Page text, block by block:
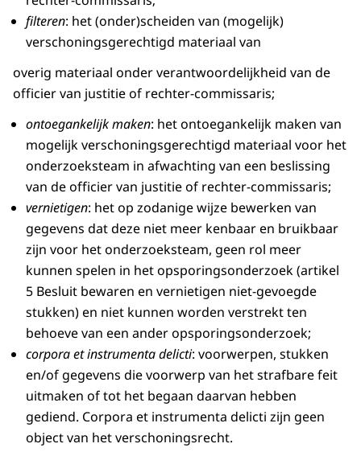
filteren: het (onder)scheiden van (mogelijk)
verschoningsgerechtigd materiaal van
overig materiaal onder verantwoordelijkheid van de
officier van justitie of rechter-commissaris;
ontoegankelijk maken: het ontoegankelijk maken van
mogelijk verschoningsgerechtigd materiaal voor het
onderzoeksteam in afwachting van een beslissing
van de officier van justitie of rechter-commissaris;
vernietigen: het op zodanige wijze bewerken van
gegevens dat deze niet meer kenbaar en bruikbaar
zijn voor het onderzoeksteam, geen rol meer
kunnen spelen in het opsporingsonderzoek (artikel
5 Besluit bewaren en vernietigen niet-gevoegde
stukken) en niet kunnen worden verstrekt ten
behoeve van een ander opsporingsonderzoek;
corpora et instrumenta delicti: voorwerpen, stukken
en/of gegevens die voorwerp van het strafbare feit
uitmaken of tot het begaan daarvan hebben
gediend. Corpora et instrumenta delicti zijn geen
object van het verschoningsrecht.